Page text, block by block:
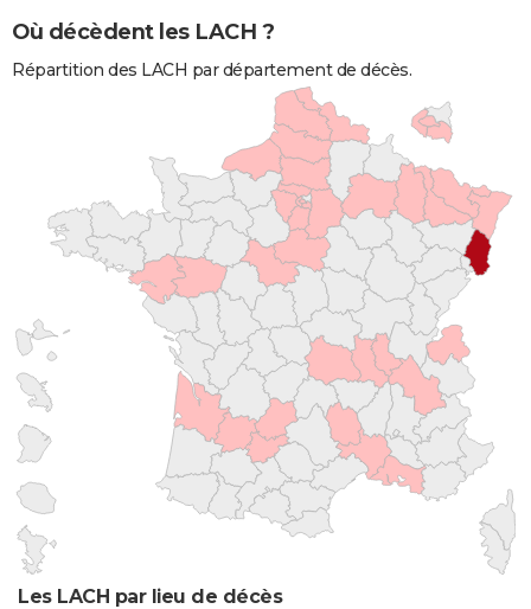
Où décèdent les LACH ?
Répartition des LACH par département de décès.
Les LACH par lieu de décès